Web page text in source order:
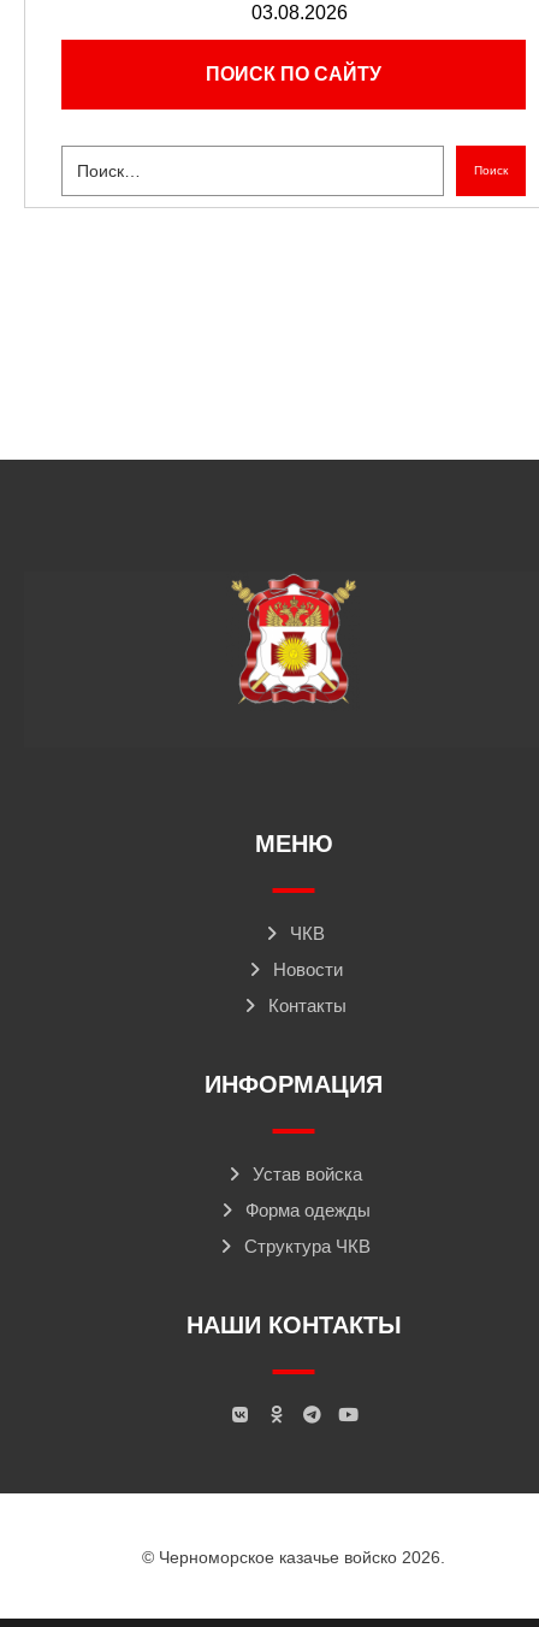
03.08.2026
ПОИСК ПО САЙТУ
Поиск
МЕНЮ
ЧКВ
Новости
Контакты
ИНФОРМАЦИЯ
Устав войска
Форма одежды
Структура ЧКВ
НАШИ КОНТАКТЫ
© Черноморское казачье войско 2026.